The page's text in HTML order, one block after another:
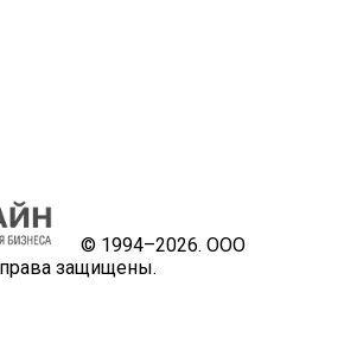
© 1994–2026. ООО
защищены.